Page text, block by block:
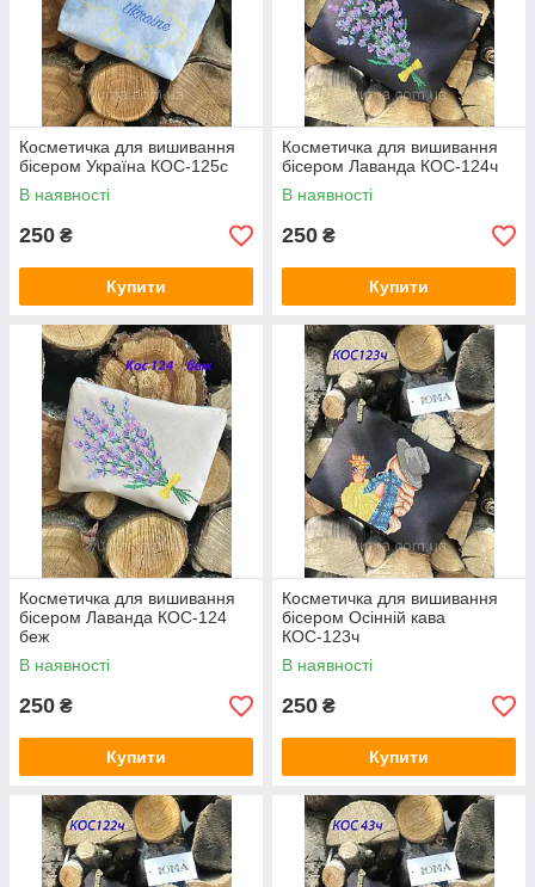
Косметичка для вишивання
бісером Україна КОС-125с
В наявності
250 ₴
Купити
Косметичка для вишивання
бісером Лаванда КОС-124ч
В наявності
250 ₴
Купити
Косметичка для вишивання
бісером Лаванда КОС-124
беж
В наявності
250 ₴
Купити
Косметичка для вишивання
бісером Осінній кава
КОС-123ч
В наявності
250 ₴
Купити